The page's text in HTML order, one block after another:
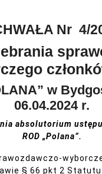
Nr 4/
w
06.04.2024 r.
absolutorium
ROD „Polana”.
wyborcze
§ 66 pkt 2 Statutu